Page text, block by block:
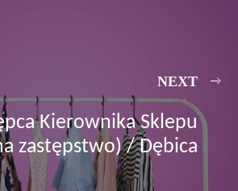
NEXT
Kierownika Sklepu
zastępstwo) / Dębica